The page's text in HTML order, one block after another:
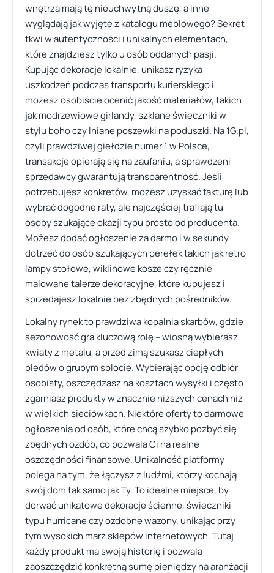
wnętrza mają tę nieuchwytną duszę, a inne
wyglądają jak wyjęte z katalogu meblowego? Sekret
tkwi w autentyczności i unikalnych elementach,
które znajdziesz tylko u osób oddanych pasji.
Kupując dekoracje lokalnie, unikasz ryzyka
uszkodzeń podczas transportu kurierskiego i
możesz osobiście ocenić jakość materiałów, takich
jak modrzewiowe girlandy, szklane świeczniki w
stylu boho czy lniane poszewki na poduszki. Na 1G.pl,
czyli prawdziwej giełdzie numer 1 w Polsce,
transakcje opierają się na zaufaniu, a sprawdzeni
sprzedawcy gwarantują transparentność. Jeśli
potrzebujesz konkretów, możesz uzyskać fakturę lub
wybrać dogodne raty, ale najczęściej trafiają tu
osoby szukające okazji typu prosto od producenta.
Możesz dodać ogłoszenie za darmo i w sekundy
dotrzeć do osób szukających perełek takich jak retro
lampy stołowe, wiklinowe kosze czy ręcznie
malowane talerze dekoracyjne, które kupujesz i
sprzedajesz lokalnie bez zbędnych pośredników.
Lokalny rynek to prawdziwa kopalnia skarbów, gdzie
sezonowość gra kluczową rolę – wiosną wybierasz
kwiaty z metalu, a przed zimą szukasz ciepłych
pledów o grubym splocie. Wybierając opcję odbiór
osobisty, oszczędzasz na kosztach wysyłki i często
zgarniasz produkty w znacznie niższych cenach niż
w wielkich sieciówkach. Niektóre oferty to darmowe
ogłoszenia od osób, które chcą szybko pozbyć się
zbędnych ozdób, co pozwala Ci na realne
oszczędności finansowe. Unikalność platformy
polega na tym, że łączysz z ludźmi, którzy kochają
swój dom tak samo jak Ty. To idealne miejsce, by
dorwać unikatowe dekoracje ścienne, świeczniki
typu hurricane czy ozdobne wazony, unikając przy
tym wysokich marż sklepów internetowych. Tutaj
każdy produkt ma swoją historię i pozwala
zaoszczędzić konkretną sumę pieniędzy na aranżacji